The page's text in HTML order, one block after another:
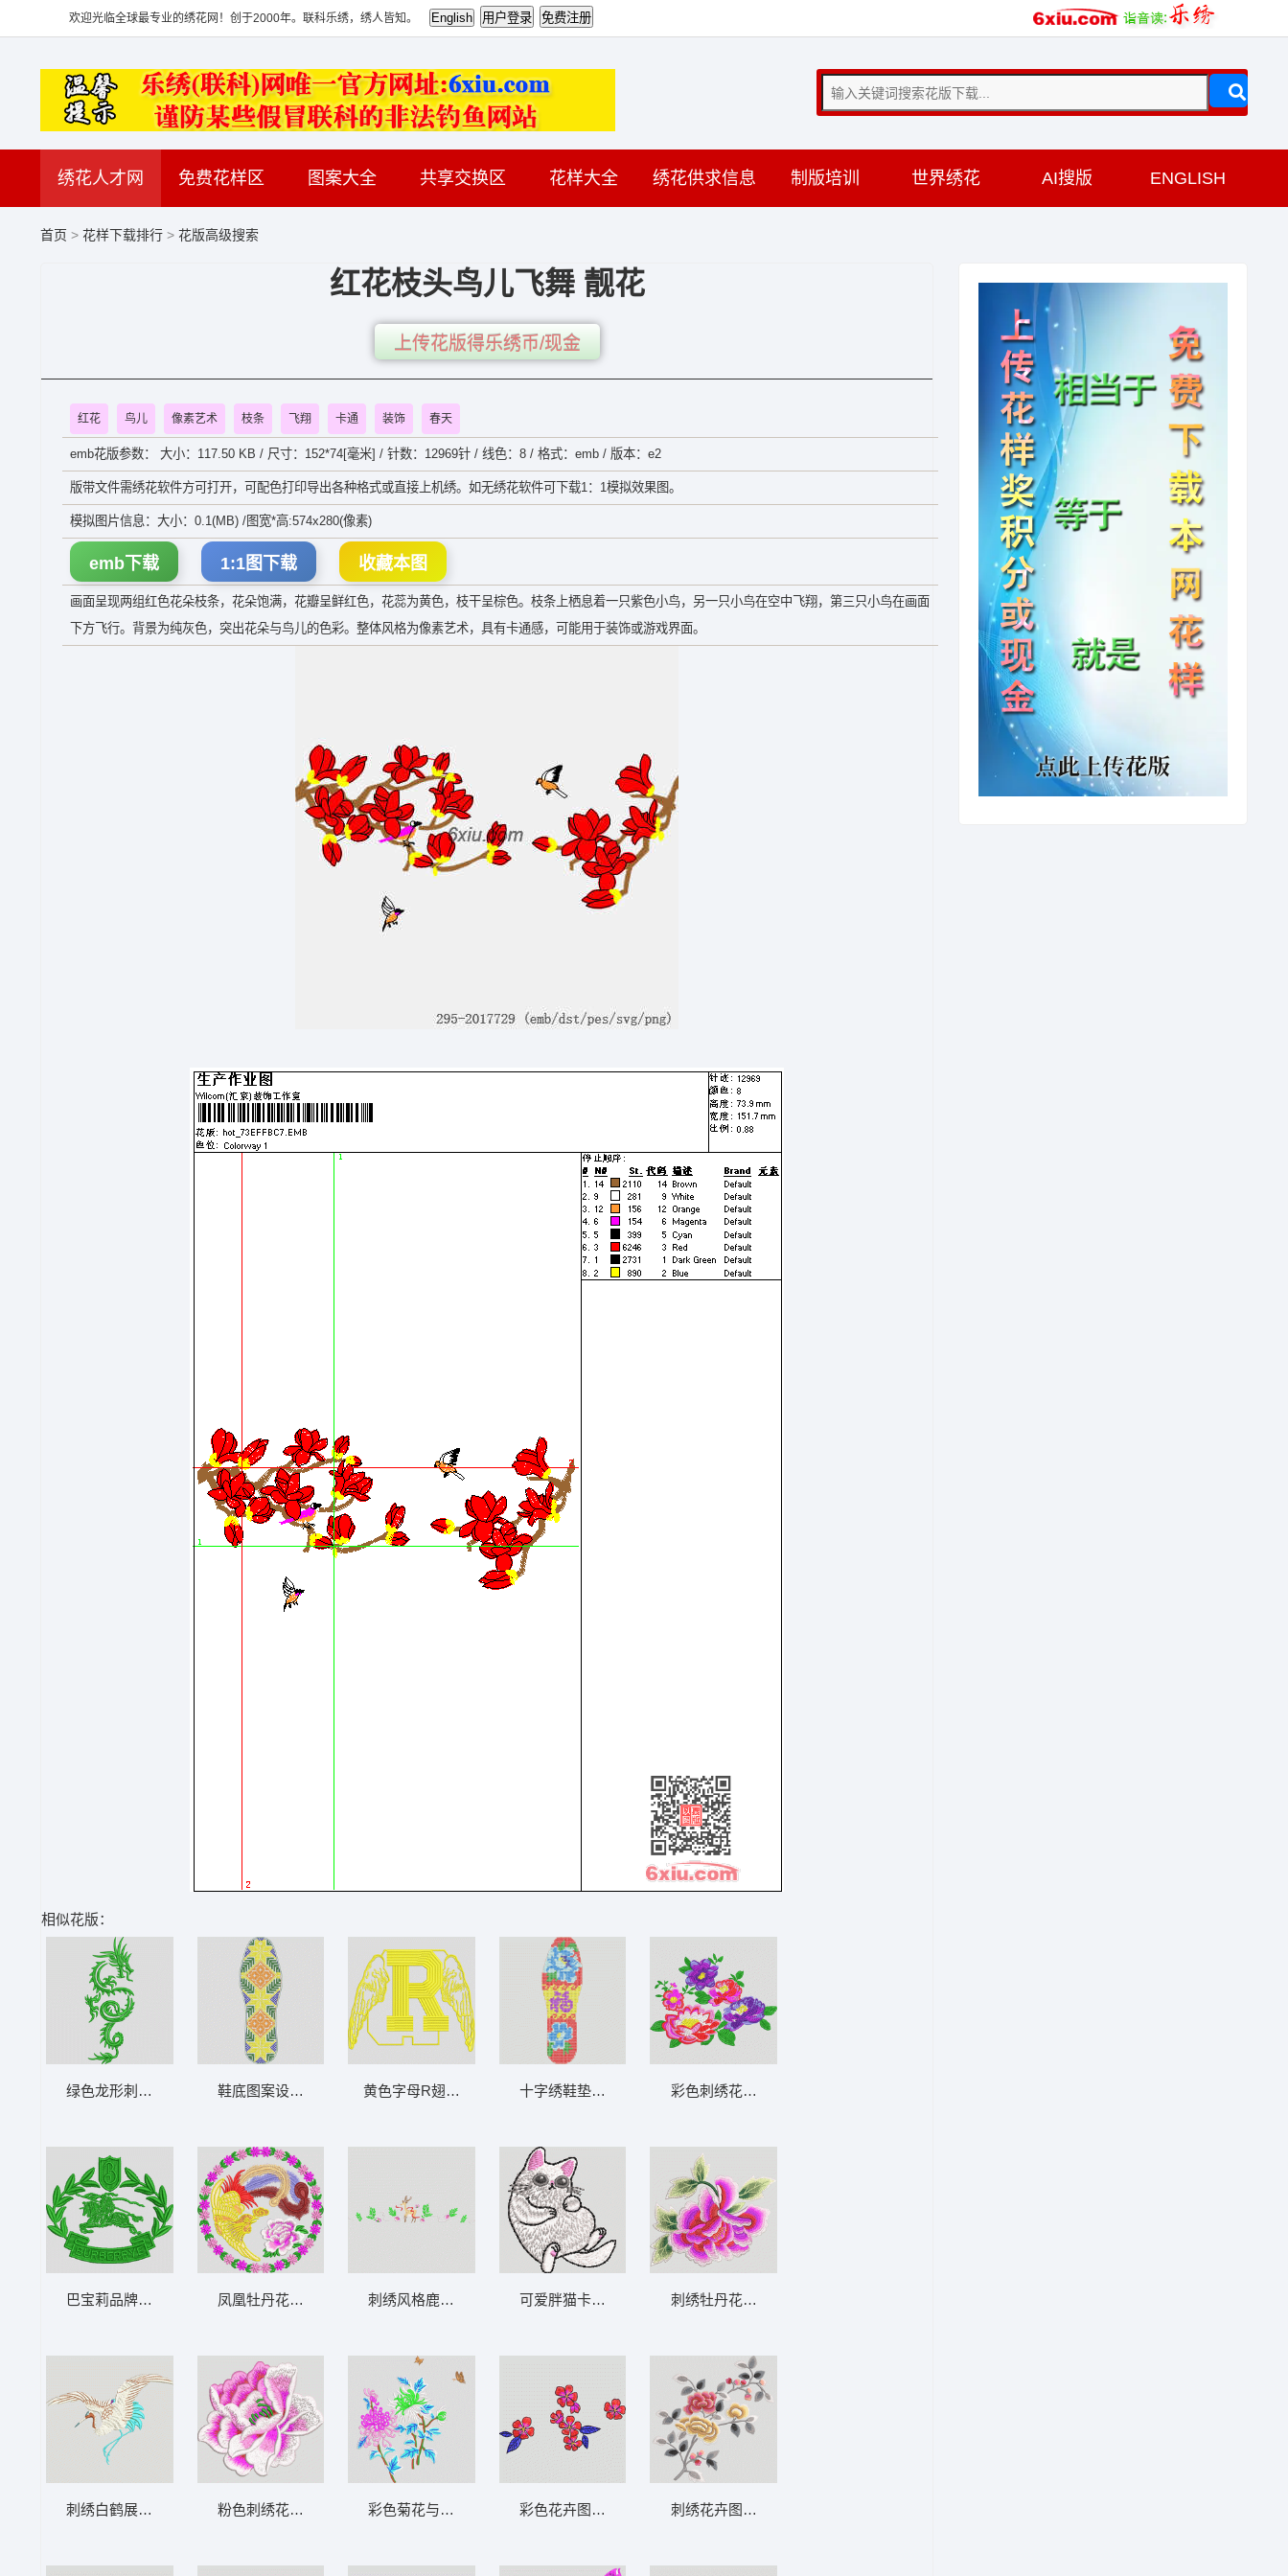
欢迎光临全球最专业的绣花网！创于2000年。联科乐绣，绣人皆知。
绣花人才网 免费花样区 图案大全 共享交换区 花样大全 绣花供求信息 制版培训 世界绣花 AI搜版 ENGLISH
首页 > 花样下载排行 > 花版高级搜索
红花枝头鸟儿飞舞 靓花
上传花版得乐绣币/现金
红花 鸟儿 像素艺术 枝条 飞翔 卡通 装饰 春天
emb花版参数： 大小：117.50 KB / 尺寸：152*74[毫米] / 针数：12969针 / 线色：8 / 格式：emb / 版本：e2
版带文件需绣花软件方可打开，可配色打印导出各种格式或直接上机绣。如无绣花软件可下载1：1模拟效果图。
模拟图片信息：大小：0.1(MB) /图宽*高:574x280(像素)
emb下载 1:1图下载 收藏本图
画面呈现两组红色花朵枝条，花朵饱满，花瓣呈鲜红色，花蕊为黄色，枝干呈棕色。枝条上栖息着一只紫色小鸟，另一只小鸟在空中飞翔，第三只小鸟在画面
下方飞行。背景为纯灰色，突出花朵与鸟儿的色彩。整体风格为像素艺术，具有卡通感，可能用于装饰或游戏界面。
相似花版：
绿色龙形刺绣图案 龙
巴宝莉品牌标志刺绣图案 保罗
刺绣白鹤展翅图 鹤
鞋底图案设计图 鞋垫
凤凰牡丹花环刺绣图案 凤凰
粉色刺绣花朵图案 靓花朵
黄色字母R翅膀刺绣图案 翅膀
刺绣风格鹿与花卉装饰图案 梅花鹿 汉服
彩色菊花与蝴蝶刺绣图案 菊花
十字绣鞋垫图案设计 鞋垫
可爱胖猫卡通形象 猫
彩色花卉图案设计 简单花
彩色刺绣花卉图案 靓花
刺绣牡丹花图案 靓花 旗袍
刺绣花卉图案 靓花 旗袍